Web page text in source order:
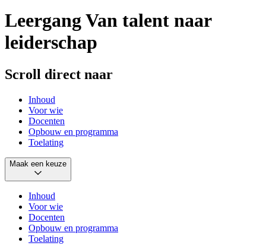
Leergang Van talent naar
leiderschap
Scroll direct naar
Inhoud
Voor wie
Docenten
Opbouw en programma
Toelating
Maak een keuze
Inhoud
Voor wie
Docenten
Opbouw en programma
Toelating